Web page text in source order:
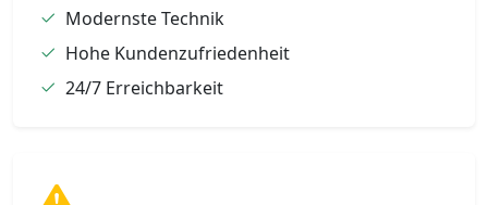
Modernste Technik
Hohe Kundenzufriedenheit
24/7 Erreichbarkeit